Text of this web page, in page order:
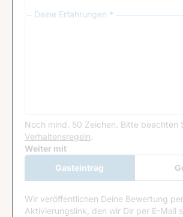
Deine Erfahrungen *
Noch mind. 50 Zeichen. Bitte beachten
Verhaltensregeln.
Google Recaptcha
Weiter mit
Gasteintrag
Wir veröffentlichen Deine Bewertung per
Aktivierungslink, den wir Dir per E-Mail